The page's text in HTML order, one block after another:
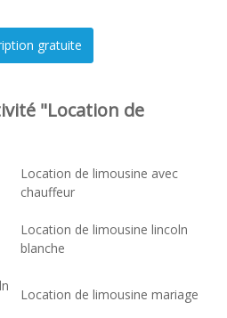
"Location de
Location de limousine avec
chauffeur
Location de limousine lincoln
blanche
Location de limousine mariage